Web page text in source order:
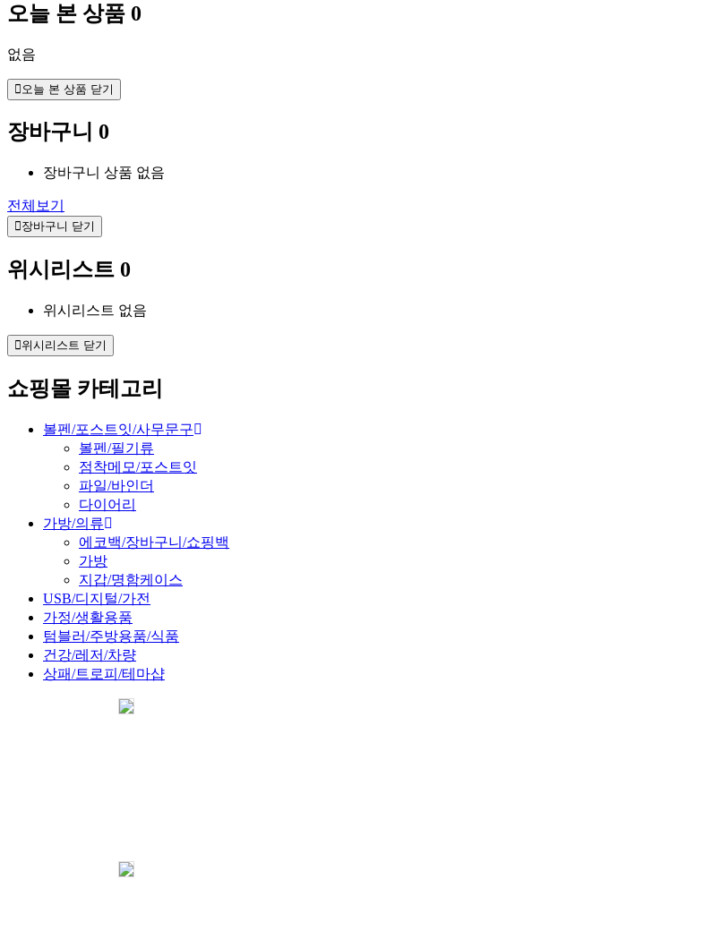
오늘 본 상품 0
없음
오늘 본 상품 닫기
장바구니 0
장바구니 상품 없음
전체보기
장바구니 닫기
위시리스트 0
위시리스트 없음
위시리스트 닫기
쇼핑몰 카테고리
볼펜/포스트잇/사무문구
볼펜/필기류
점착메모/포스트잇
파일/바인더
다이어리
가방/의류
에코백/장바구니/쇼핑백
가방
지갑/명함케이스
USB/디지털/가전
가정/생활용품
텀블러/주방용품/식품
건강/레저/차량
상패/트로피/테마샵